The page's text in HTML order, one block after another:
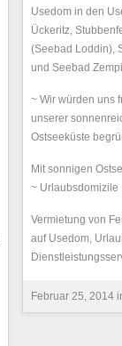
Usedom in den
Ückeritz,
(Seebad Loddin),
und Seebad
~ Wir würden uns
unserer
Ostseeküste
Mit sonnigen
~ Urlaubsdomizile
Vermietung von
auf Usedom,
Februar 25, 2014